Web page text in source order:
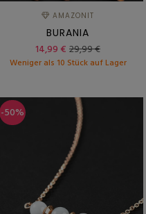
AMAZONIT
BURANIA
14,99 € 29,99 €
Weniger als 10 Stück auf Lager
-50%